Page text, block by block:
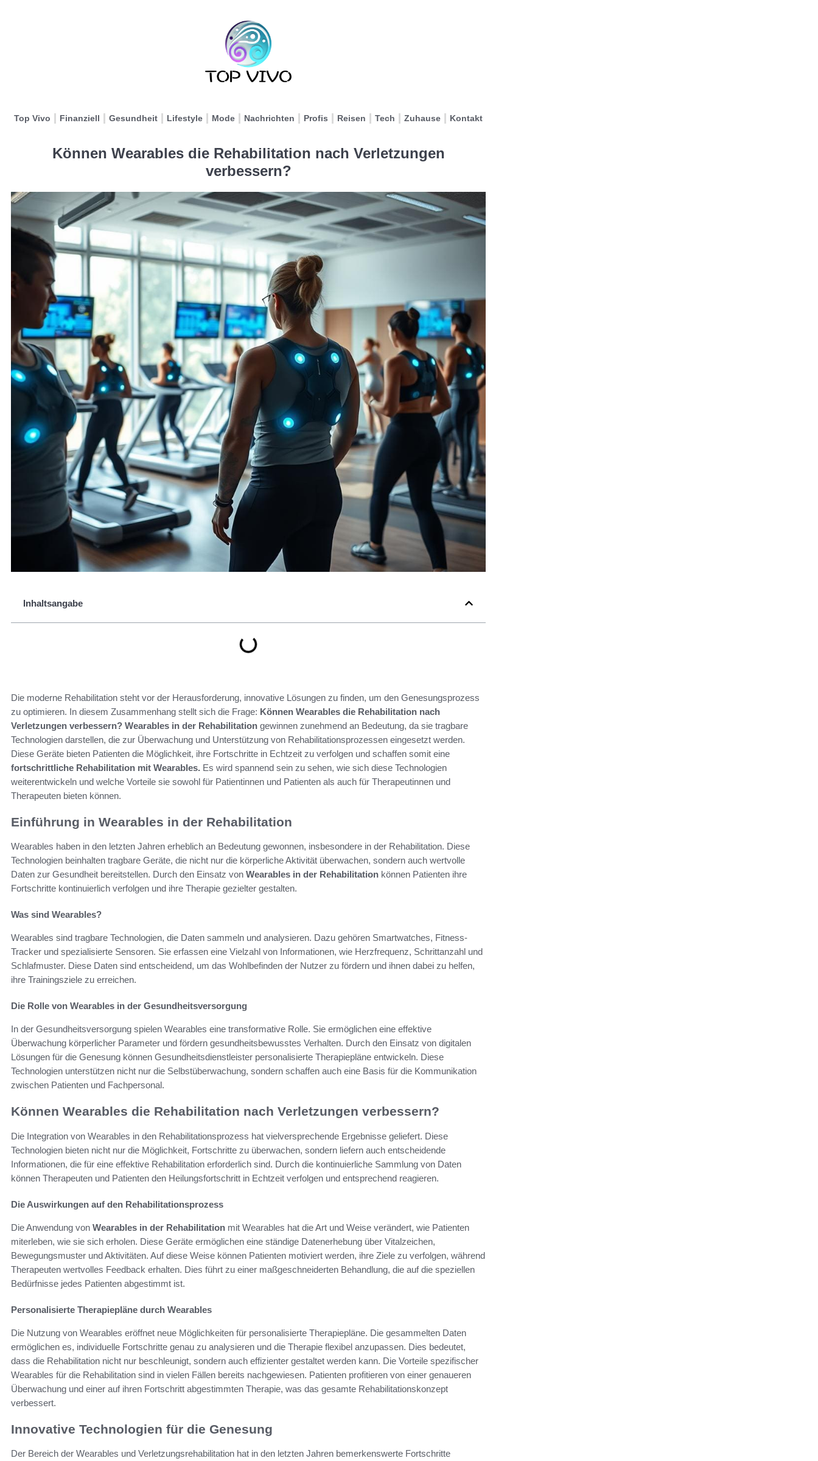
Top Vivo Finanziell Gesundheit Lifestyle Mode Nachrichten Profis Reisen Tech Zuhause Kontakt
Können Wearables die Rehabilitation nach Verletzungen
verbessern?
Inhaltsangabe
Die moderne Rehabilitation steht vor der Herausforderung, innovative Lösungen zu finden, um den Genesungsprozess
zu optimieren. In diesem Zusammenhang stellt sich die Frage: Können Wearables die Rehabilitation nach
Verletzungen verbessern? Wearables in der Rehabilitation gewinnen zunehmend an Bedeutung, da sie tragbare
Technologien darstellen, die zur Überwachung und Unterstützung von Rehabilitationsprozessen eingesetzt werden.
Diese Geräte bieten Patienten die Möglichkeit, ihre Fortschritte in Echtzeit zu verfolgen und schaffen somit eine
fortschrittliche Rehabilitation mit Wearables. Es wird spannend sein zu sehen, wie sich diese Technologien
weiterentwickeln und welche Vorteile sie sowohl für Patientinnen und Patienten als auch für Therapeutinnen und
Therapeuten bieten können.
Einführung in Wearables in der Rehabilitation
Wearables haben in den letzten Jahren erheblich an Bedeutung gewonnen, insbesondere in der Rehabilitation. Diese
Technologien beinhalten tragbare Geräte, die nicht nur die körperliche Aktivität überwachen, sondern auch wertvolle
Daten zur Gesundheit bereitstellen. Durch den Einsatz von Wearables in der Rehabilitation können Patienten ihre
Fortschritte kontinuierlich verfolgen und ihre Therapie gezielter gestalten.
Was sind Wearables?
Wearables sind tragbare Technologien, die Daten sammeln und analysieren. Dazu gehören Smartwatches, Fitness-
Tracker und spezialisierte Sensoren. Sie erfassen eine Vielzahl von Informationen, wie Herzfrequenz, Schrittanzahl und
Schlafmuster. Diese Daten sind entscheidend, um das Wohlbefinden der Nutzer zu fördern und ihnen dabei zu helfen,
ihre Trainingsziele zu erreichen.
Die Rolle von Wearables in der Gesundheitsversorgung
In der Gesundheitsversorgung spielen Wearables eine transformative Rolle. Sie ermöglichen eine effektive
Überwachung körperlicher Parameter und fördern gesundheitsbewusstes Verhalten. Durch den Einsatz von digitalen
Lösungen für die Genesung können Gesundheitsdienstleister personalisierte Therapiepläne entwickeln. Diese
Technologien unterstützen nicht nur die Selbstüberwachung, sondern schaffen auch eine Basis für die Kommunikation
zwischen Patienten und Fachpersonal.
Können Wearables die Rehabilitation nach Verletzungen verbessern?
Die Integration von Wearables in den Rehabilitationsprozess hat vielversprechende Ergebnisse geliefert. Diese
Technologien bieten nicht nur die Möglichkeit, Fortschritte zu überwachen, sondern liefern auch entscheidende
Informationen, die für eine effektive Rehabilitation erforderlich sind. Durch die kontinuierliche Sammlung von Daten
können Therapeuten und Patienten den Heilungsfortschritt in Echtzeit verfolgen und entsprechend reagieren.
Die Auswirkungen auf den Rehabilitationsprozess
Die Anwendung von Wearables in der Rehabilitation mit Wearables hat die Art und Weise verändert, wie Patienten
miterleben, wie sie sich erholen. Diese Geräte ermöglichen eine ständige Datenerhebung über Vitalzeichen,
Bewegungsmuster und Aktivitäten. Auf diese Weise können Patienten motiviert werden, ihre Ziele zu verfolgen, während
Therapeuten wertvolles Feedback erhalten. Dies führt zu einer maßgeschneiderten Behandlung, die auf die speziellen
Bedürfnisse jedes Patienten abgestimmt ist.
Personalisierte Therapiepläne durch Wearables
Die Nutzung von Wearables eröffnet neue Möglichkeiten für personalisierte Therapiepläne. Die gesammelten Daten
ermöglichen es, individuelle Fortschritte genau zu analysieren und die Therapie flexibel anzupassen. Dies bedeutet,
dass die Rehabilitation nicht nur beschleunigt, sondern auch effizienter gestaltet werden kann. Die Vorteile spezifischer
Wearables für die Rehabilitation sind in vielen Fällen bereits nachgewiesen. Patienten profitieren von einer genaueren
Überwachung und einer auf ihren Fortschritt abgestimmten Therapie, was das gesamte Rehabilitationskonzept
verbessert.
Innovative Technologien für die Genesung
Der Bereich der Wearables und Verletzungsrehabilitation hat in den letzten Jahren bemerkenswerte Fortschritte